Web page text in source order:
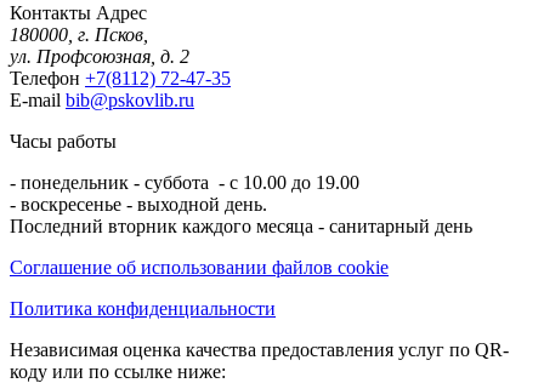
Контакты Адрес
180000, г. Псков,
ул. Профсоюзная, д. 2
Телефон +7(8112) 72-47-35
E-mail bib@pskovlib.ru
Часы работы
- понедельник - суббота - с 10.00 до 19.00
- воскресенье - выходной день.
Последний вторник каждого месяца - санитарный день
Соглашение об использовании файлов cookie
Политика конфиденциальности
Независимая оценка качества предоставления услуг по QR-
коду или по ссылке ниже: